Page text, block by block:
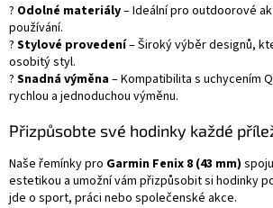
? Odolné materiály– Ideální pro outdoorové
používání.
? Stylové provedení– Široký výběr designů,
osobitý styl.
? Snadná výměna– Kompatibilita s uchycením
rychlou a jednoduchou výměnu.
Přizpůsobte své hodinky každé
Naše řemínky pro Garmin Fenix 8 (43 mm)
estetikou a umožní vám přizpůsobit si hodinky
jde o sport, práci nebo společenské akce.